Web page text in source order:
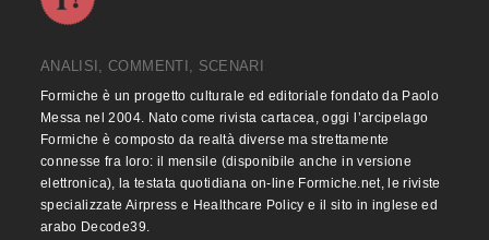
ANALISI, COMMENTI, SCENARI
Formiche è un progetto culturale ed editoriale fondato da Paolo
Messa nel 2004. Nato come rivista cartacea, oggi l’arcipelago
Formiche è composto da realtà diverse ma strettamente
connesse fra loro: il mensile (disponibile anche in versione
elettronica), la testata quotidiana on-line Formiche.net, le riviste
specializzate Airpress e Healthcare Policy e il sito in inglese ed
arabo Decode39.